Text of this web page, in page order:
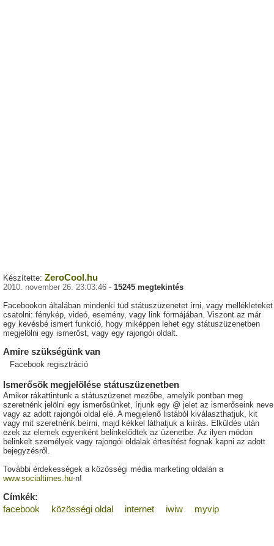
Készítette: ZeroCool.hu
2010. november 26. 23:03:46 - 15245 megtekintés
Facebookon általában mindenki tud státuszüzenetet írni, vagy mellékleteket
csatolni: fénykép, videó, esemény, vagy link formájában. Viszont az már
egy kevésbé ismert funkció, hogy miképpen lehet egy státuszüzenetben
megjelölni egy ismerőst, vagy egy rajongói oldalt.
Amire szükségünk van
Facebook regisztráció
Ismerősök megjelölése státuszüzenetben
Amikor rákattintunk a státuszüzenet mezőbe, amelyik pontban meg
szeretnénk jelölni egy ismerősünket, írjunk egy @ jelet az ismerőseink neve
vagy az adott rajongói oldal elé. A megjelenő listából kiválaszthatjuk, kit
vagy mit szeretnénk beírni, majd kékkel láthatjuk a kiírás. Elküldés után
ezek az elemek egyenként belinkelődtek az üzenetbe. Az ilyen módon
belinkelt személyek vagy rajongói oldalak értesítést fognak kapni az adott
bejegyzésről.
További érdekességek a közösségi média marketing oldalán a
www.socialtimes.hu-n!
Címkék:
facebook
közösségi oldal internet iwiw myvip